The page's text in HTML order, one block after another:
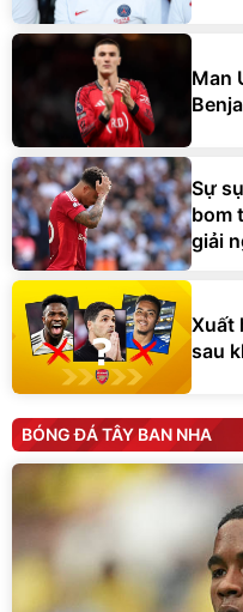
Man
Sự
bom
giải
Xuất
sau
BÓNG ĐÁ TÂY BAN NHA